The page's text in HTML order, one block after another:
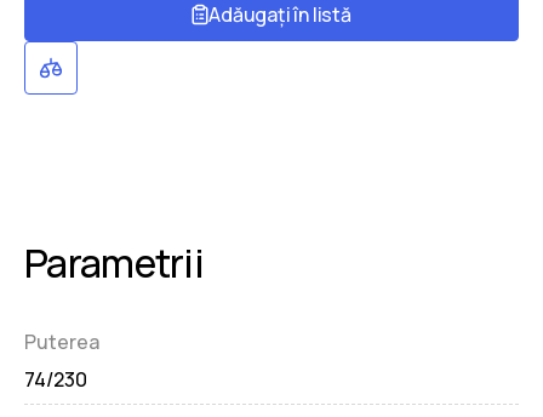
Adăugați în listă
Parametrii
Puterea
74/230